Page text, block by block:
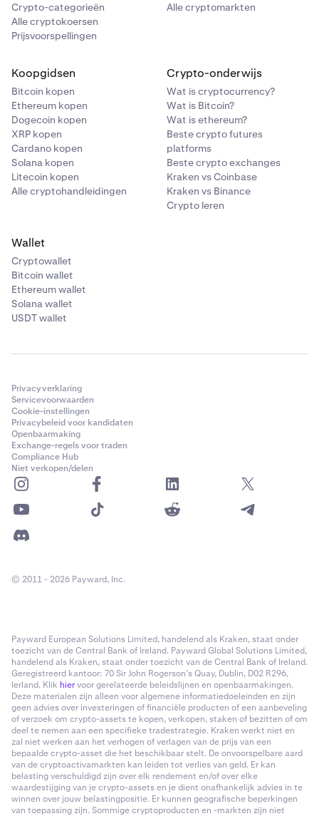
Crypto-categorieën
Alle cryptokoersen
Prijsvoorspellingen
Alle cryptomarkten
Koopgidsen
Bitcoin kopen
Ethereum kopen
Dogecoin kopen
XRP kopen
Cardano kopen
Solana kopen
Litecoin kopen
Alle cryptohandleidingen
Crypto-onderwijs
Wat is cryptocurrency?
Wat is Bitcoin?
Wat is ethereum?
Beste crypto futures
platforms
Beste crypto exchanges
Kraken vs Coinbase
Kraken vs Binance
Crypto leren
Wallet
Cryptowallet
Bitcoin wallet
Ethereum wallet
Solana wallet
USDT wallet
Privacyverklaring
Servicevoorwaarden
Cookie-instellingen
Privacybeleid voor kandidaten
Openbaarmaking
Exchange-regels voor traden
Compliance Hub
Niet verkopen/delen
© 2011 - 2026 Payward, Inc.
Payward European Solutions Limited, handelend als Kraken, staat onder
toezicht van de Central Bank of Ireland. Payward Global Solutions Limited,
handelend als Kraken, staat onder toezicht van de Central Bank of Ireland.
Geregistreerd kantoor: 70 Sir John Rogerson’s Quay, Dublin, D02 R296,
Ierland. Klik hiervoor gerelateerde beleidslijnen en openbaarmakingen.
Deze materialen zijn alleen voor algemene informatiedoeleinden en zijn
geen advies over investeringen of financiële producten of een aanbeveling
of verzoek om crypto-assets te kopen, verkopen, staken of bezitten of om
deel te nemen aan een specifieke tradestrategie. Kraken werkt niet en
zal niet werken aan het verhogen of verlagen van de prijs van een
bepaalde crypto-asset die het beschikbaar stelt. De onvoorspelbare aard
van de cryptoactivamarkten kan leiden tot verlies van geld. Er kan
belasting verschuldigd zijn over elk rendement en/of over elke
waardestijging van je crypto-assets en je dient onafhankelijk advies in te
winnen over jouw belastingpositie. Er kunnen geografische beperkingen
van toepassing zijn. Sommige cryptoproducten en -markten zijn niet